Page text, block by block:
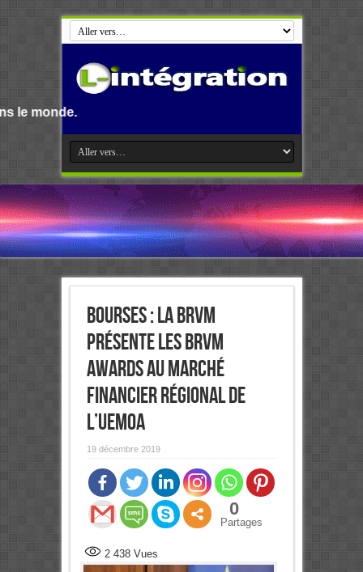
Bourses : La BRVM
présente les BRVM
Awards au marché
financier régional de
l’Uemoa
19 décembre 2019
0
Partages
2 438Vues